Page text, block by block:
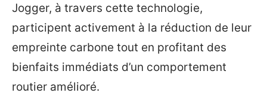
Jogger, à travers cette technologie,
participent activement à la réduction de leur
empreinte carbone tout en profitant des
bienfaits immédiats d’un comportement
routier amélioré.